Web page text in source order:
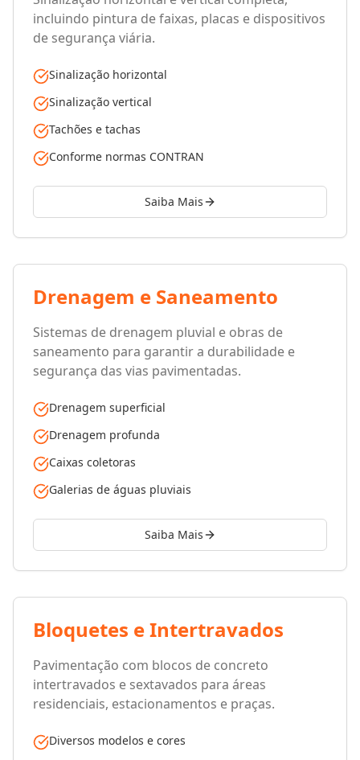
incluindo pintura de faixas, placas e dispositivos
de segurança viária.
Sinalização horizontal
Sinalização vertical
Tachões e tachas
Conforme normas CONTRAN
Saiba Mais
Drenagem e Saneamento
Sistemas de drenagem pluvial e obras de
saneamento para garantir a durabilidade e
segurança das vias pavimentadas.
Drenagem superficial
Drenagem profunda
Caixas coletoras
Galerias de águas pluviais
Saiba Mais
Bloquetes e Intertravados
Pavimentação com blocos de concreto
intertravados e sextavados para áreas
residenciais, estacionamentos e praças.
Diversos modelos e cores